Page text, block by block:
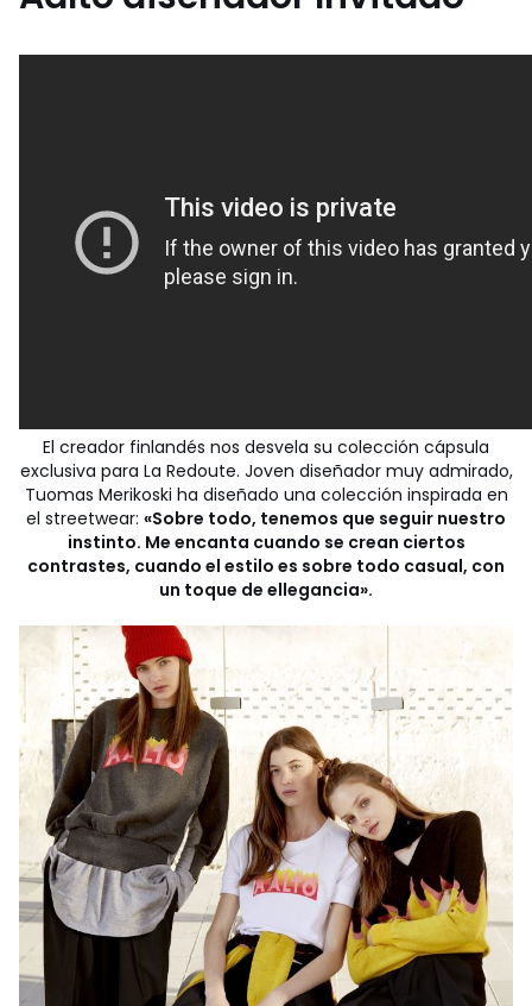
El creador finlandés nos desvela su colección cápsula
exclusiva para La Redoute. Joven diseñador muy admirado,
Tuomas Merikoski ha diseñado una colección inspirada en
el streetwear: «Sobre todo, tenemos que seguir nuestro
instinto. Me encanta cuando se crean ciertos
contrastes, cuando el estilo es sobre todo casual, con
un toque de ellegancia».